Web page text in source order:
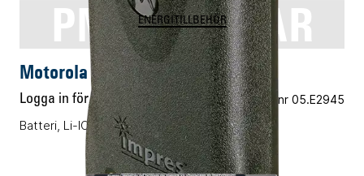
PMNN4159AR
ENERGITILLBEHÖR
Motorola PMNN4159AR
Logga in för pris Vårt art.nr 05.E2945
Batteri, Li-ION, 2600mAh